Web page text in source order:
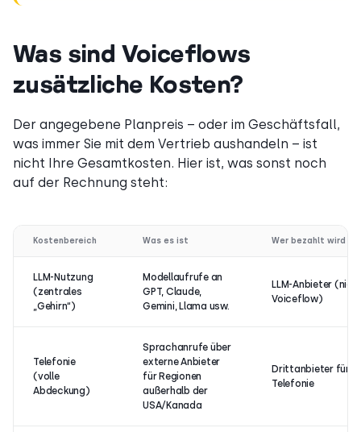
Was sind Voiceflows
zusätzliche Kosten?
Der angegebene Planpreis – oder im Geschäftsfall,
was immer Sie mit dem Vertrieb aushandeln – ist
nicht Ihre Gesamtkosten. Hier ist, was sonst noch
auf der Rechnung steht:
Kostenbereich Was es ist Wer bezahlt wird
LLM-Nutzung
(zentrales
„Gehirn“)
Modellaufrufe an
GPT, Claude,
Gemini, Llama usw.
LLM-Anbieter
Voiceflow)
Telefonie
(volle
Abdeckung)
Sprachanrufe über
externe Anbieter
für Regionen
außerhalb der
USA/Kanada
Drittanbieter für
Telefonie